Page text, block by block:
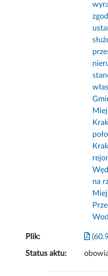
na
Plik:
Status aktu: